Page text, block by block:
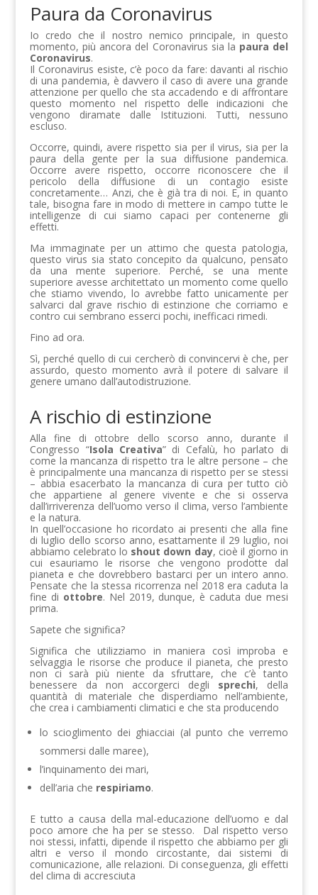
Paura da Coronavirus
Io credo che il nostro nemico principale, in questo
momento, più ancora del Coronavirus sia la paura del
Coronavirus.
Il Coronavirus esiste, c’è poco da fare: davanti al rischio
di una pandemia, è davvero il caso di avere una grande
attenzione per quello che sta accadendo e di affrontare
questo momento nel rispetto delle indicazioni che
vengono diramate dalle Istituzioni. Tutti, nessuno
escluso.
Occorre, quindi, avere rispetto sia per il virus, sia per la
paura della gente per la sua diffusione pandemica.
Occorre avere rispetto, occorre riconoscere che il
pericolo della diffusione di un contagio esiste
concretamente… Anzi, che è già tra di noi. E, in quanto
tale, bisogna fare in modo di mettere in campo tutte le
intelligenze di cui siamo capaci per contenerne gli
effetti.
Ma immaginate per un attimo che questa patologia,
questo virus sia stato concepito da qualcuno, pensato
da una mente superiore. Perché, se una mente
superiore avesse architettato un momento come quello
che stiamo vivendo, lo avrebbe fatto unicamente per
salvarci dal grave rischio di estinzione che corriamo e
contro cui sembrano esserci pochi, inefficaci rimedi.
Fino ad ora.
Sì, perché quello di cui cercherò di convincervi è che, per
assurdo, questo momento avrà il potere di salvare il
genere umano dall’autodistruzione.
A rischio di estinzione
Alla fine di ottobre dello scorso anno, durante il
Congresso “Isola Creativa” di Cefalù, ho parlato di
come la mancanza di rispetto tra le altre persone – che
è principalmente una mancanza di rispetto per se stessi
– abbia esacerbato la mancanza di cura per tutto ciò
che appartiene al genere vivente e che si osserva
dall’irriverenza dell’uomo verso il clima, verso l’ambiente
e la natura.
In quell’occasione ho ricordato ai presenti che alla fine
di luglio dello scorso anno, esattamente il 29 luglio, noi
abbiamo celebrato lo shout down day, cioè il giorno in
cui esauriamo le risorse che vengono prodotte dal
pianeta e che dovrebbero bastarci per un intero anno.
Pensate che la stessa ricorrenza nel 2018 era caduta la
fine di ottobre. Nel 2019, dunque, è caduta due mesi
prima.
Sapete che significa?
Significa che utilizziamo in maniera così improba e
selvaggia le risorse che produce il pianeta, che presto
non ci sarà più niente da sfruttare, che c’è tanto
benessere da non accorgerci degli sprechi, della
quantità di materiale che disperdiamo nell’ambiente,
che crea i cambiamenti climatici e che sta producendo
lo scioglimento dei ghiacciai (al punto che verremo
sommersi dalle maree),
l’inquinamento dei mari,
dell’aria che respiriamo.
E tutto a causa della mal-educazione dell’uomo e dal
poco amore che ha per se stesso. Dal rispetto verso
noi stessi, infatti, dipende il rispetto che abbiamo per gli
altri e verso il mondo circostante, dai sistemi di
comunicazione, alle relazioni. Di conseguenza, gli effetti
del clima di accresciuta